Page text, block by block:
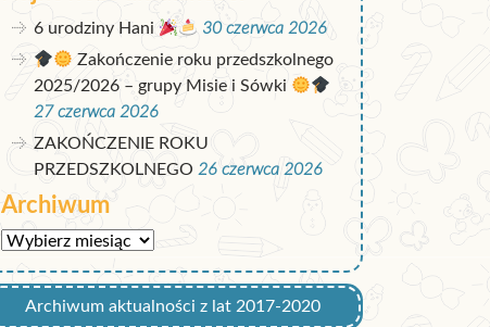
6 urodziny Hani
30 czerwca 2026
Zakończenie roku przedszkolnego
2025/2026 – grupy Misie i Sówki
27 czerwca 2026
ZAKOŃCZENIE ROKU
PRZEDSZKOLNEGO 26 czerwca 2026
Archiwum
Archiwum
Archiwum aktualności z lat 2017-2020